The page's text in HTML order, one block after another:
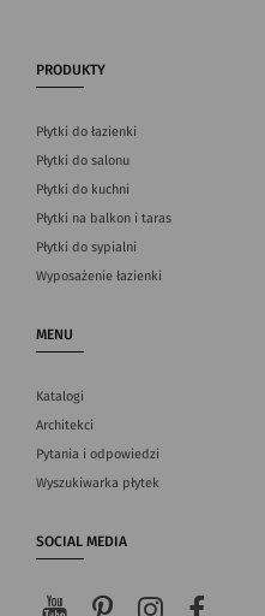
PRODUKTY
Płytki do łazienki
Płytki do salonu
Płytki do kuchni
Płytki na balkon i taras
Płytki do sypialni
Wyposażenie łazienki
MENU
Katalogi
Architekci
Pytania i odpowiedzi
Wyszukiwarka płytek
SOCIAL MEDIA